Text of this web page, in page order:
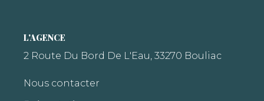
L'AGENCE
2 Route Du Bord De L'Eau, 33270 Bouliac
Nous contacter